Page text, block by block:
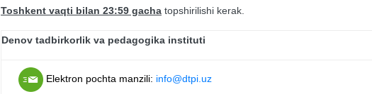
Toshkent vaqti bilan 23:59 gacha topshirilishi kerak.
Denov tadbirkorlik va pedagogika instituti
Elektron pochta manzili: info@dtpi.uz